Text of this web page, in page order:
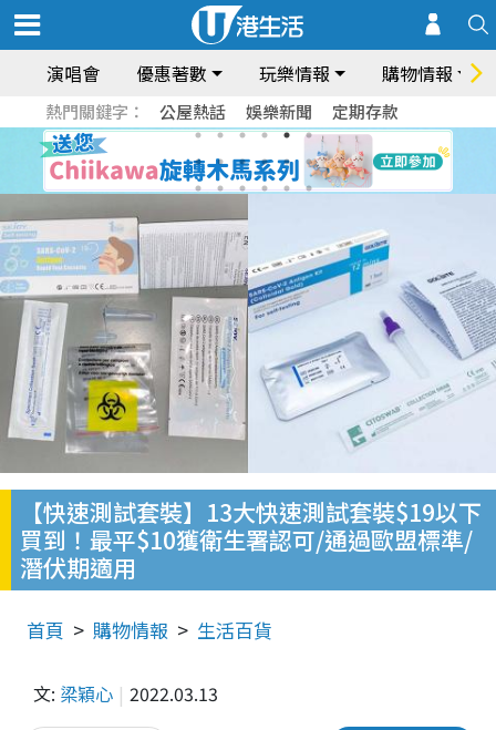
演唱會 優惠著數 玩樂情報 購物情報
熱門關鍵字： 公屋熱話 娛樂新聞 定期存款
【快速測試套裝】13大快速測試套裝$19以下
買到！最平$10獲衛生署認可/通過歐盟標準/
潛伏期適用
首頁 購物情報 生活百貨
文: 梁穎心 2022.03.13